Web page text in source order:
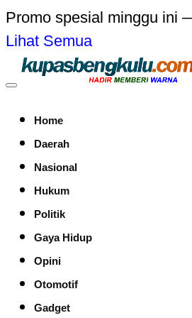
Promo spesial minggu ini
Lihat Semua
Home
Daerah
Nasional
Hukum
Politik
Gaya Hidup
Opini
Otomotif
Gadget